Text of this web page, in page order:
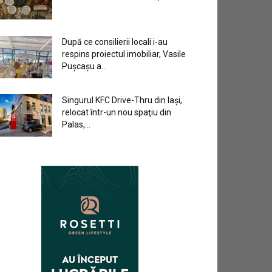
După ce consilierii locali i-au
respins proiectul imobiliar, Vasile
Pușcașu a...
Singurul KFC Drive-Thru din Iași,
relocat într-un nou spaţiu din
Palas,...